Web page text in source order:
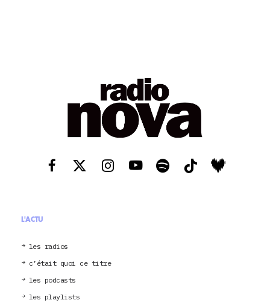
L'ACTU
les radios
c’était quoi ce titre
les podcasts
les playlists